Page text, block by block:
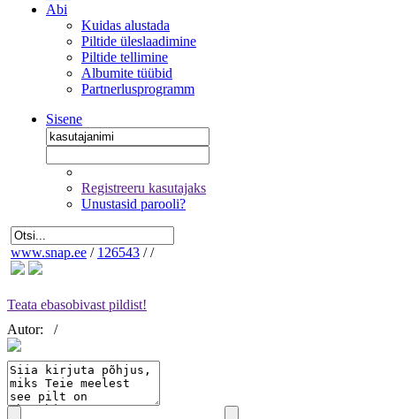
Abi
Kuidas alustada
Piltide üleslaadimine
Piltide tellimine
Albumite tüübid
Partnerlusprogramm
Sisene
Registreeru kasutajaks
Unustasid parooli?
www.snap.ee / 126543 / /
Teata ebasobivast pildist!
Autor:
/